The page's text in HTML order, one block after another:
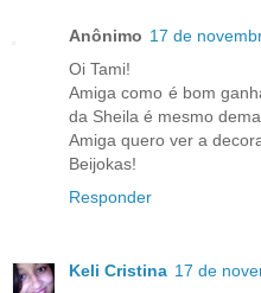
Anônimo 17 de
Oi Tami!
Amiga como é bom
da Sheila é mesmo
Amiga quero ver a
Beijokas!
Responder
Keli Cristina 17 de